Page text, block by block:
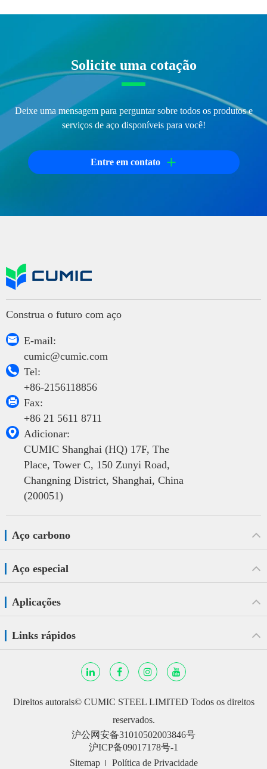
Solicite uma cotação
Deixe uma mensagem para perguntar sobre todos os produtos e
serviços de aço disponíveis para você!
Entre em contato +
Construa o futuro com aço

E-mail:
cumic@cumic.com

Tel:
+86-2156118856

Fax:
+86 21 5611 8711

Adicionar:
CUMIC Shanghai (HQ) 17F, The
Place, Tower C, 150 Zunyi Road,
Changning District, Shanghai, China
(200051)
Aço carbono
Aço especial
Aplicações
Links rápidos
Direitos autorais© CUMIC STEEL LIMITED Todos os direitos
reservados.
沪公网安备31010502003846号
沪ICP备09017178号-1
Sitemap
Política de Privacidade